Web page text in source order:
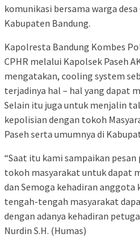
komunikasi bersama warga
Kabupaten Bandung.
Kapolresta Bandung Kombes
CPHR melalui Kapolsek Paseh
mengatakan, cooling system
terjadinya hal – hal yang dapat
Selain itu juga untuk menjalin
kepolisian dengan tokoh
Paseh serta umumnya di
“Saat itu kami sampaikan
tokoh masyarakat untuk dapat
dan Semoga kehadiran
tengah-tengah masyarakat
dengan adanya kehadiran
Nurdin S.H. (Humas)